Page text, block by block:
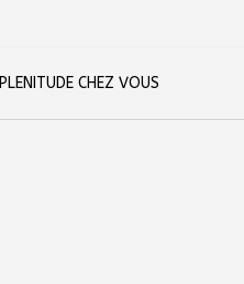
PLENITUDE CHEZ VOUS